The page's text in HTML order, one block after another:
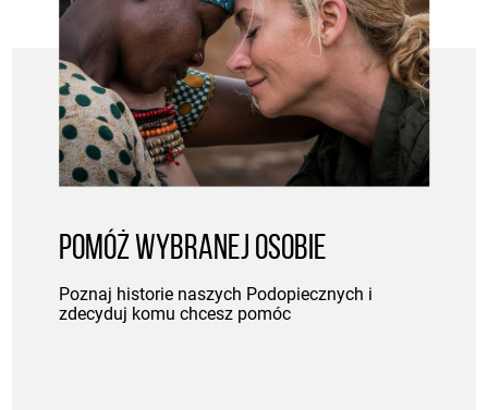
POMÓŻ WYBRANEJ OSOBIE
Poznaj historie naszych Podopiecznych i
zdecyduj komu chcesz pomóc